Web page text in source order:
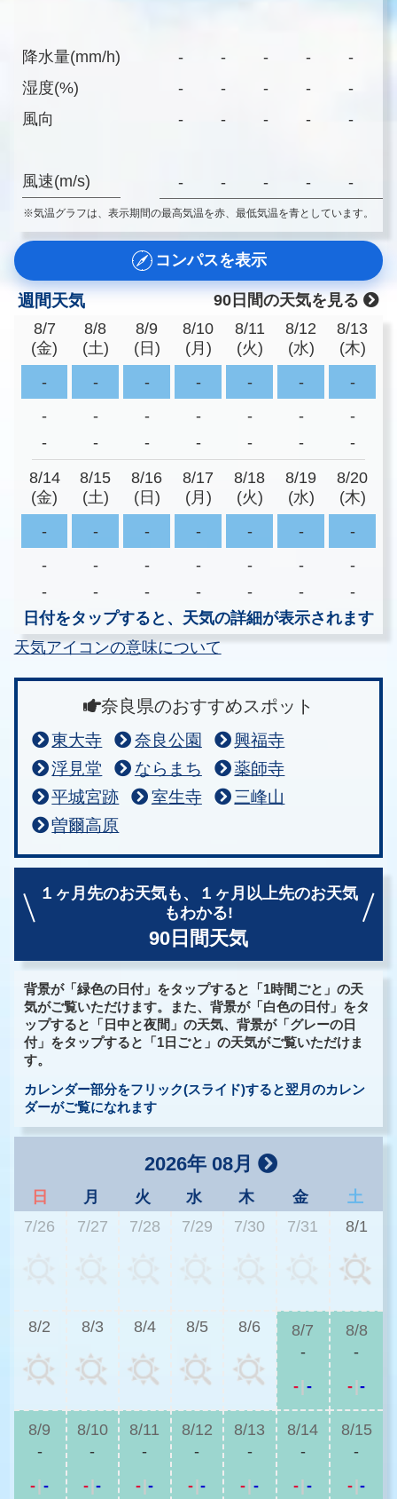
降水量(mm/h)
湿度(%)
風向
風速(m/s)
- - - - -
-
- - - -
-
- - - -
- - - - -
※気温グラフは、表示期間の最高気温を赤、最低気温を青としています。
コンパスを表示
週間天気
90日間の天気を見る
8/7
(金)
8/8
(土)
8/9
(日)
8/10
(月)
8/11
(火)
8/12
(水)
8/13
(木)
-
- - - - -
-
-
- - - - -
-
-
- - - - - -
8/14
(金)
8/15
(土)
8/16
(日)
8/17
(月)
8/18
(火)
8/19
(水)
8/20
(木)
-
- - - - -
-
-
- - - - -
-
-
- - - - -
-
日付をタップすると、天気の詳細が表示されます
天気アイコンの意味について
奈良県のおすすめスポット
東大寺 奈良公園
興福寺
浮見堂
ならまち
薬師寺
平城宮跡
室生寺
三峰山
曽爾高原
１ヶ月先のお天気も、
１ヶ月以上先のお天気
もわかる!
90日間天気
背景が「緑色の日付」をタップすると「1時間ごと」の天
気がご覧いただけます。また、背景が「白色の日付」をタ
ップすると「日中と夜間」の天気、背景が「グレーの日
付」をタップすると「1日ごと」の天気がご覧いただけま
す。
カレンダー部分をフリック(スライド)すると翌月のカレン
ダーがご覧になれます
2026年 08月
日 月 火 水 木 金
土
7/26
7/27 7/28 7/29 7/30 7/31 8/1
8/2 8/3 8/4 8/5 8/6
8/7
-
-|-
8/8
-
-|-
8/9
-
-|-
8/10
-
-|-
8/11
-
-|-
8/12
-
-|-
8/13
-
-|-
8/14
-
-|-
8/15
-
-|-